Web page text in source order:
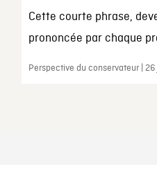
Cette courte phrase,
prononcée par chaque
Perspective du conservateur |